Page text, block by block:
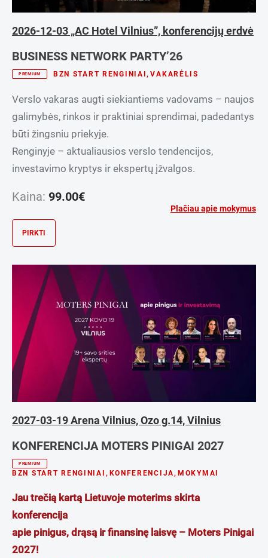
2026-12-03 „AC Hotel Vilnius”, konferencijų erdvė
BUSINESS NETWORK PARTY’26
PREMIUM BZN START RENGINIAI ,VAKARĖLIS
Verslo vakaras augti siekiantiems vadovams – naujos
galimybės, rinkos ir praktiniai sprendimai, padedantys
būti žingsniu priekyje.
Renginyje – aktualiausios verslo tendencijos,
investavimo kryptys ir ekspertų įžvalgos.
Kaina: 99.00€
Plačiau apie mokymus
PIRKTI
2027-03-19 Arena Vilnius, Ozo g.14, Vilnius
KONFERENCIJA MOTERS PINIGAI 2027
PREMIUM
BZN START RENGINIAI , KONFERENCIJA,MOKYMAI
Jau trečią kartą Lietuvoje moterims skirta
konferencija
apie pinigus, drąsą ir finansinę laisvę – Moters Pinigai
2027!